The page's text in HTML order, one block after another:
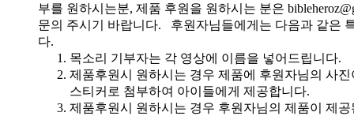
부를 원하시는분, 제품 후원을 원하시는 분은
문의 주시기 바랍니다. 후원자님들에게는 다음과 같은
다.
목소리 기부자는 각 영상에 이름을 넣어드립니다.
제품후원시 원하시는 경우 제품에 후원자님의 사
스티커로 첨부하여 아이들에게 제공합니다.
제품후원시 원하시는 경우 후원자님의 제품이 제